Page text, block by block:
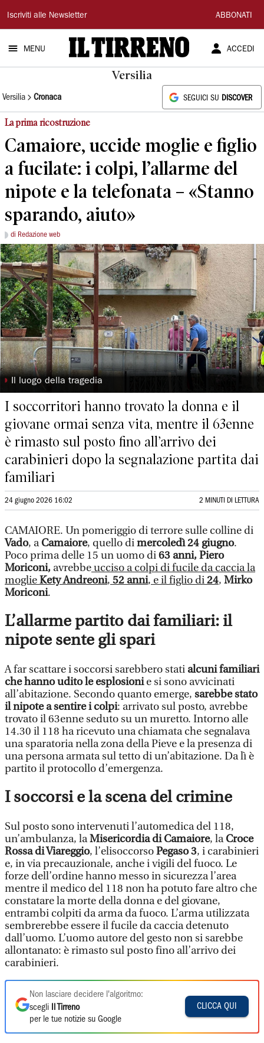
Il
Tirreno
Iscriviti alle Newsletter ABBONATI
MENU ACCEDI
Versilia
Versilia Cronaca SEGUICI SU DISCOVER
La prima ricostruzione
Camaiore, uccide moglie e figlio
a fucilate: i colpi, l’allarme del
nipote e la telefonata – «Stanno
sparando, aiuto»
di Redazione web
◗ Il luogo della tragedia
I soccorritori hanno trovato la donna e il
giovane ormai senza vita, mentre il 63enne
è rimasto sul posto fino all’arrivo dei
carabinieri dopo la segnalazione partita dai
familiari
24 giugno 2026 16:02 2 MINUTI DI LETTURA
CAMAIORE. Un pomeriggio di terrore sulle colline di
Vado, aCamaiore, quello dimercoledì 24 giugno.
Poco prima delle 15 un uomo di63 anni, Piero
Moriconi, avrebbeucciso a colpi di fucile da caccia la
moglieKety Andreoni, 52 anni, e il figlio di24, Mirko
Moriconi.
L’allarme partito dai familiari: il
nipote sente gli spari
A far scattare i soccorsi sarebbero stati alcuni familiari
che hanno udito le esplosionie si sono avvicinati
all’abitazione. Secondo quanto emerge, sarebbe stato
il nipote a sentire i colpi: arrivato sul posto, avrebbe
trovato il 63enne seduto su un muretto. Intorno alle
14.30 il 118 ha ricevuto una chiamata che segnalava
una sparatoria nella zona della Pieve e la presenza di
una persona armata sul tetto di un’abitazione. Da lì è
partito il protocollo d’emergenza.
I soccorsi e la scena del crimine
Sul posto sono intervenuti l’automedica del 118,
un’ambulanza, laMisericordia di Camaiore, laCroce
Rossa di Viareggio, l’elisoccorsoPegaso 3, i carabinieri
e, in via precauzionale, anche i vigili del fuoco. Le
forze dell’ordine hanno messo in sicurezza l’area
mentre il medico del 118 non ha potuto fare altro che
constatare la morte della donna e del giovane,
entrambi colpiti da arma da fuoco. L’arma utilizzata
sembrerebbe essere il fucile da caccia detenuto
dall’uomo. L’uomo autore del gesto non si sarebbe
allontanato: è rimasto sul posto fino all’arrivo dei
carabinieri.
Non lasciare decidere l'algoritmo:
scegli
Il Tirreno
per le tue notizie su Google
CLICCA QUI